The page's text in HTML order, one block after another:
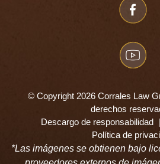
© Copyright 2026 Corrales Law
derechos
Descargo de responsabilidad |
Política de
*Las imágenes se obtienen bajo